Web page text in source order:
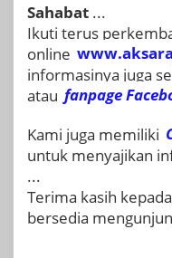
Sahabat ...
Ikuti terus
online
informasinya juga
atau fanpage
Kami juga memiliki
untuk menyajikan
...
Terima kasih
bersedia